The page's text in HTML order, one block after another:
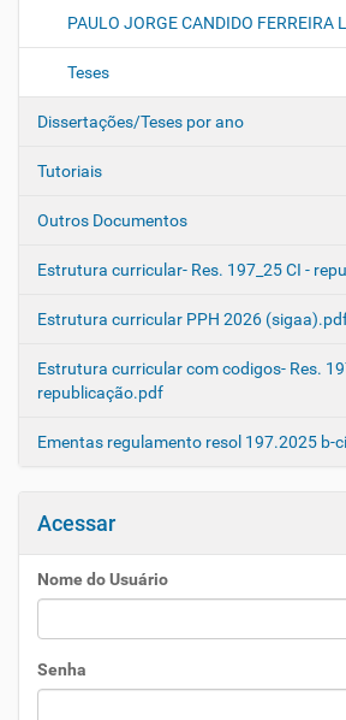
PAULO JORGE CANDIDO FERREIRA
Teses
Dissertações/Teses por ano
Tutoriais
Outros Documentos
Estrutura curricular- Res. 197_25 CI -
Estrutura curricular PPH 2026
Estrutura curricular com codigos- Res.
republicação.pdf
Ementas regulamento resol 197.2025 b-
Acessar
Nome do Usuário
Senha